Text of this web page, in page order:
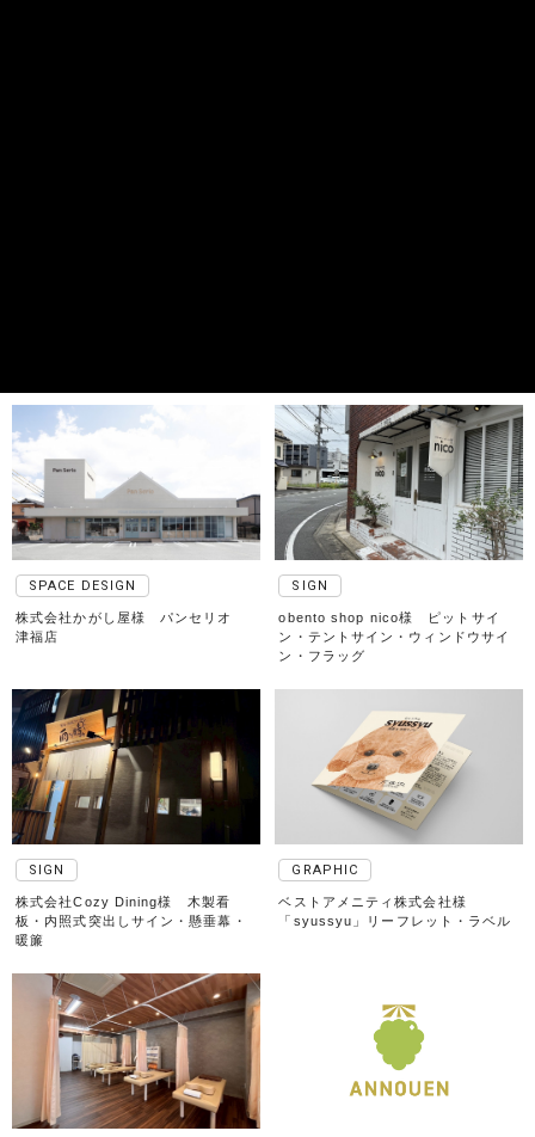
SPACE DESIGN
株式会社かがし屋様 パンセリオ
津福店
SIGN
obento shop nico様 ピットサイ
ン・テントサイン・ウィンドウサイ
ン・フラッグ
SIGN
株式会社Cozy Dining様 木製看
板・内照式突出しサイン・懸垂幕・
暖簾
GRAPHIC
ベストアメニティ株式会社様
「syussyu」リーフレット・ラベル